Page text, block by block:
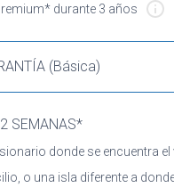
durante 3 años
(Básica)
SEMANAS*
donde se encuentra el
o una isla diferente a